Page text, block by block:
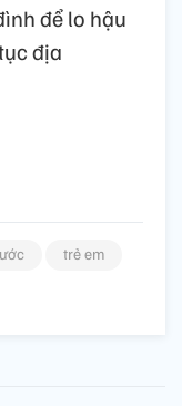
để lo hậu
địa
trẻ em